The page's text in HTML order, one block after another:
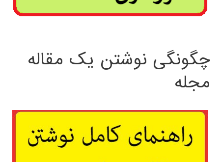
چگونگی نوشتن یک مقاله
مجله